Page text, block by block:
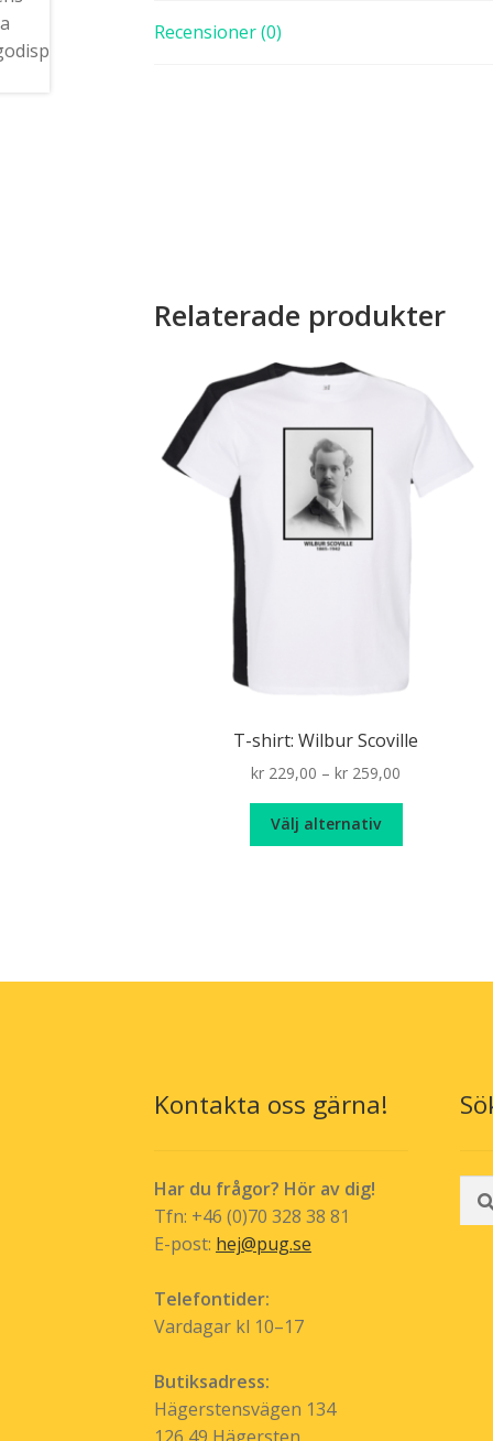
Recensioner (0)
Relaterade produkter
T-shirt: Wilbur Scoville
kr 229,00 – kr 259,00
through
Välj alternativ
olika
Kontakta oss gärna!
Har du frågor? Hör av dig!
Tfn: +46 (0)70 328 38 81
E-post: hej@pug.se
Telefontider:
Vardagar kl 10–17
Butiksadress:
Hägerstensvägen 134
Sök